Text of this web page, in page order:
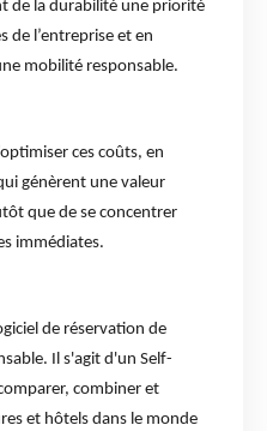
de la durabilité une priorité
de l’entreprise et en
mobilité responsable.
ces coûts, en
génèrent une valeur
que de se concentrer
immédiates.
de réservation de
Il s'agit d'un Self-
combiner et
et hôtels dans le monde